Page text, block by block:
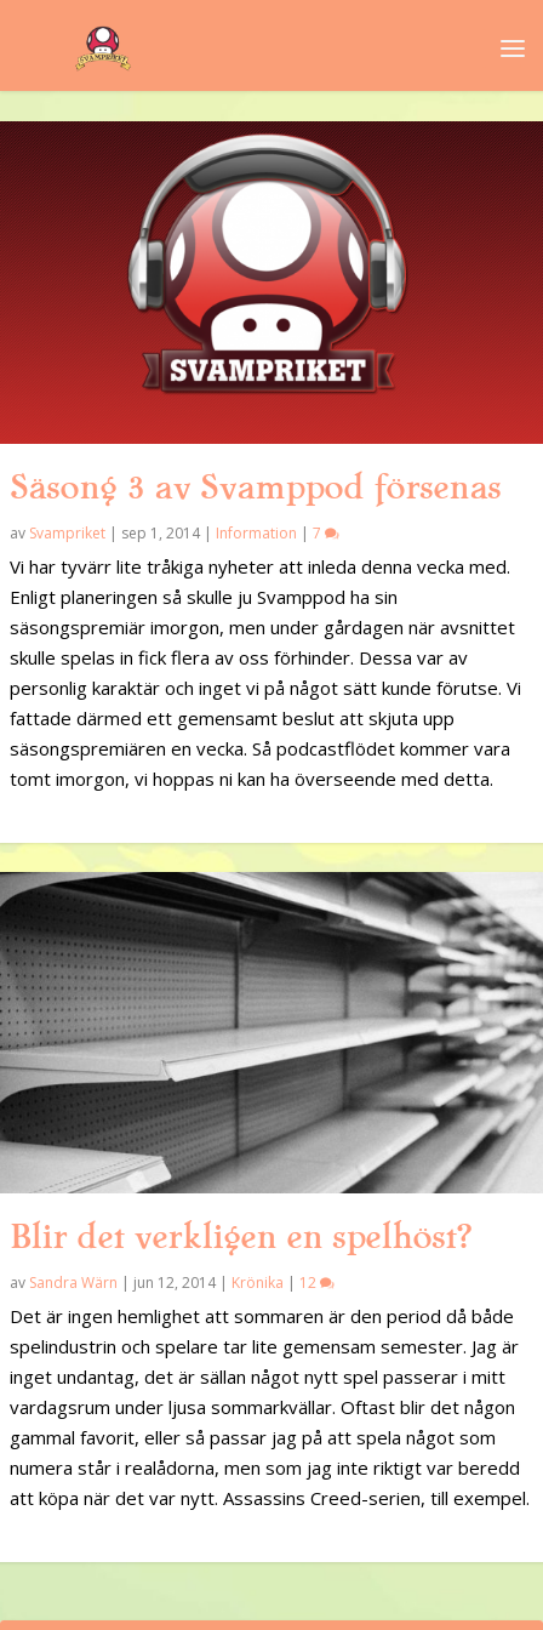
Säsong 3 av Svamppod försenas
av Svampriket | sep 1, 2014| Information | 7
Vi har tyvärr lite tråkiga nyheter att inleda denna vecka med.
Enligt planeringen så skulle ju Svamppod ha sin
säsongspremiär imorgon, men under gårdagen när avsnittet
skulle spelas in fick flera av oss förhinder. Dessa var av
personlig karaktär och inget vi på något sätt kunde förutse. Vi
fattade därmed ett gemensamt beslut att skjuta upp
säsongspremiären en vecka. Så podcastflödet kommer vara
tomt imorgon, vi hoppas ni kan ha överseende med detta.
Blir det verkligen en spelhöst?
av Sandra Wärn jun 12, 2014| Krönika 12
Det är ingen hemlighet att sommaren är den period då både
spelindustrin och spelare tar lite gemensam semester. Jag är
inget undantag, det är sällan något nytt spel passerar i mitt
vardagsrum under ljusa sommarkvällar. Oftast blir det någon
gammal favorit, eller så passar jag på att spela något som
numera står i realådorna, men som jag inte riktigt var beredd
att köpa när det var nytt. Assassins Creed-serien, till exempel.